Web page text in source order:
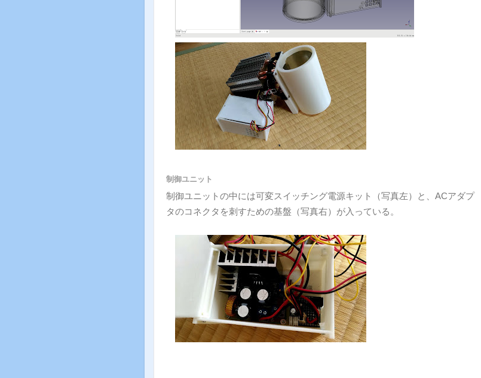
制御ユニット
制御ユニットの中には可変スイッチング電源キット（写真左）と、ACアダプ
タのコネクタを刺すための基盤（写真右）が入っている。